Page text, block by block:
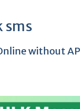
sms
without